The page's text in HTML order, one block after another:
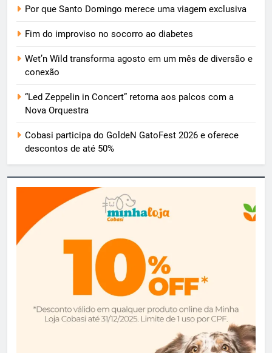
Por que Santo Domingo merece uma viagem exclusiva
Fim do improviso no socorro ao diabetes
Wet’n Wild transforma agosto em um mês de diversão e
conexão
“Led Zeppelin in Concert” retorna aos palcos com a
Nova Orquestra
Cobasi participa do GoldeN GatoFest 2026 e oferece
descontos de até 50%